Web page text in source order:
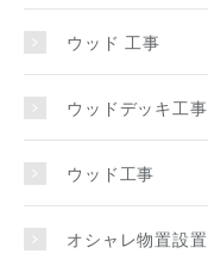
ウッド 工事
ウッドデッキ工事
ウッド工事
オシャレ物置設置